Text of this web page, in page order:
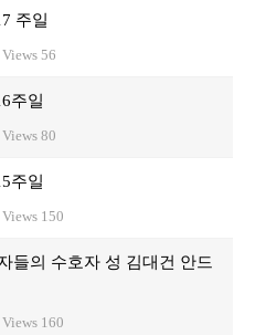
주일
Views 56
주일
Views 80
주일
Views 150
들의 수호자 성 김대건 안드
Views 160